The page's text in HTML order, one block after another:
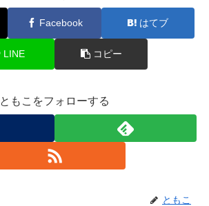
Facebook はてブ
LINE コピー
ともこをフォローする
ともこ